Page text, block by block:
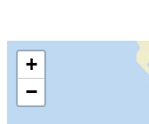
+
−